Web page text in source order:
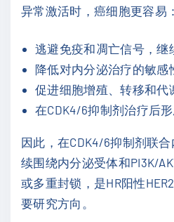
异常激活时，癌细胞更容易：
逃避免疫和凋亡信号，继
降低对内分泌治疗的敏感
促进细胞增殖、转移和代
在CDK4/6抑制剂治疗后
因此，在CDK4/6抑制剂联
续围绕内分泌受体和PI3K/
或多重封锁，是HR阳性
要研究方向。